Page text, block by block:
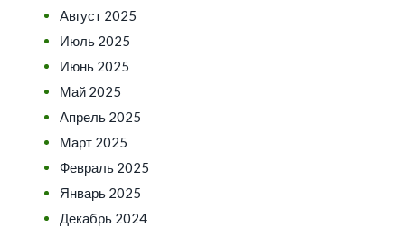
Август 2025
Июль 2025
Июнь 2025
Май 2025
Апрель 2025
Март 2025
Февраль 2025
Январь 2025
Декабрь 2024